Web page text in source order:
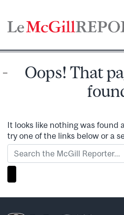
content
Oops! That
It looks like nothing was found
try one of the links below or a